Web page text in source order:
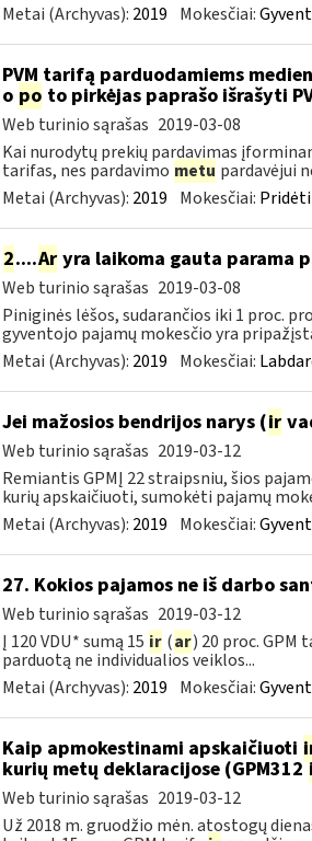
Metai (Archyvas): 2019 Mokesčiai:
PVM tarifą parduodamiems
o po to pirkėjas paprašo išrašyti
Web turinio sąrašas 2019-03-08
Kai nurodytų prekių pardavimas
tarifas, nes pardavimo metu pardavėjui
Metai (Archyvas): 2019 Mokesčiai:
2....Aryra laikoma gauta parama
Web turinio sąrašas 2019-03-08
Piniginės lėšos, sudarančios iki 1 proc.
gyventojo pajamų mokesčio yra
Metai (Archyvas): 2019 Mokesčiai:
Jei mažosios bendrijos narys (ir
Web turinio sąrašas 2019-03-12
Remiantis GPMĮ 22 straipsniu, šios
kurių apskaičiuoti, sumokėti pajamų
Metai (Archyvas): 2019 Mokesčiai:
27. Kokios pajamos ne iš darbo
Web turinio sąrašas 2019-03-12
Į 120 VDU* sumą 15 ir (ar) 20 proc.
parduotą ne individualios veiklos...
Metai (Archyvas): 2019 Mokesčiai:
Kaip apmokestinami apskaičiuoti
kurių metų deklaracijose (GPM312
Web turinio sąrašas 2019-03-12
Už 2018 m. gruodžio mėn. atostogų